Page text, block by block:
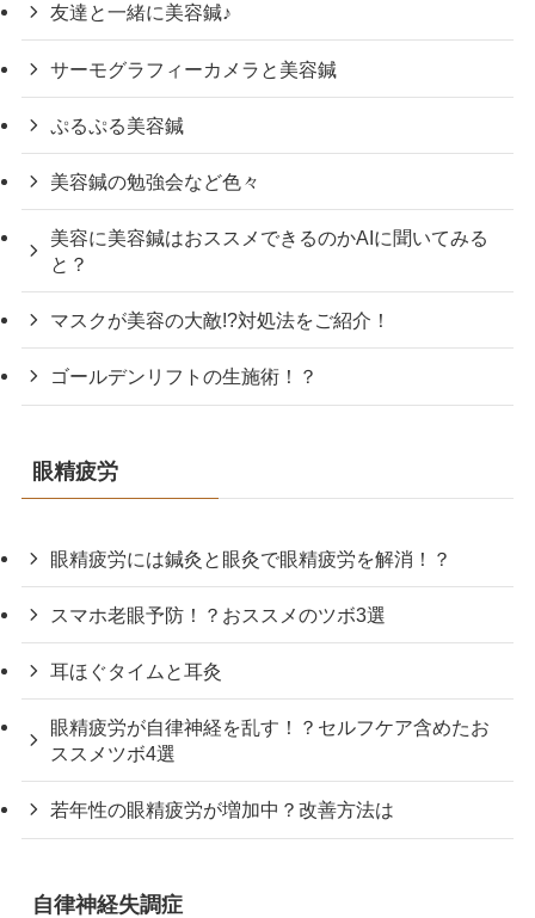
友達と一緒に美容鍼♪
サーモグラフィーカメラと美容鍼
ぷるぷる美容鍼
美容鍼の勉強会など色々
美容に美容鍼はおススメできるのかAIに聞いてみる
と？
マスクが美容の大敵!?対処法をご紹介！
ゴールデンリフトの生施術！？
眼精疲労
眼精疲労には鍼灸と眼灸で眼精疲労を解消！？
スマホ老眼予防！？おススメのツボ3選
耳ほぐタイムと耳灸
眼精疲労が自律神経を乱す！？セルフケア含めたお
ススメツボ4選
若年性の眼精疲労が増加中？改善方法は
自律神経失調症